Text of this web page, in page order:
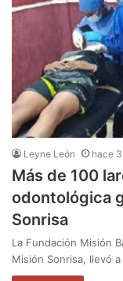
Leyne León hace
Más de 100
odontológica
Sonrisa
La Fundación Misión
Misión Sonrisa, llevó